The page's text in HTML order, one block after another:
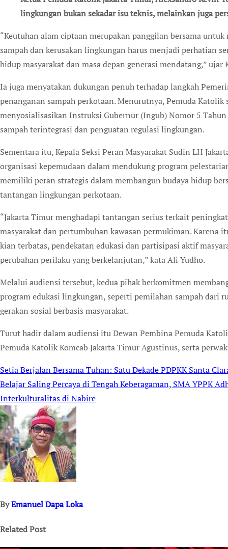
lingkungan bukan sekadar isu teknis, melainkan juga
“Keutuhan alam ciptaan merupakan panggilan bersama
sampah dan kerusakan lingkungan harus menjadi perhatian
hidup masyarakat dan masa depan generasi mendatang,” ujar
Ia juga menyatakan dukungan penuh terhadap langkah
penanganan sampah perkotaan. Menurutnya, Pemuda
menyosialisasikan Instruksi Gubernur (Ingub) Nomor 5
sampah terintegrasi dan penguatan regulasi lingkungan.
Sementara itu, Kepala Seksi Peran Masyarakat Sudin LH
organisasi kepemudaan dalam mendukung program
memiliki peran strategis dalam membangun budaya hidup
tantangan lingkungan perkotaan.
“Jakarta Timur menghadapi tantangan serius terkait
masyarakat dan pertumbuhan kawasan permukiman. Karena
kian terbatas, pendekatan edukasi dan partisipasi aktif
perubahan perilaku yang berkelanjutan,” kata Ali Yudho.
Melalui audiensi tersebut, kedua pihak berkomitmen
program edukasi lingkungan, seperti pemilahan sampah dari
gerakan sosial berbasis masyarakat.
Turut hadir dalam audiensi itu Dewan Pembina Pemuda
Pemuda Katolik Komcab Jakarta Timur Agustinus, serta
Post
navigation
Setia Berjalan Bersama Tuhan: Satu Dekade PDPKK Santa
Belajar Saling Percaya di Tengah Keberagaman, SMA YPPK
Interkulturalitas di Nabire
ByEmanuel Dapa Loka
Related Post